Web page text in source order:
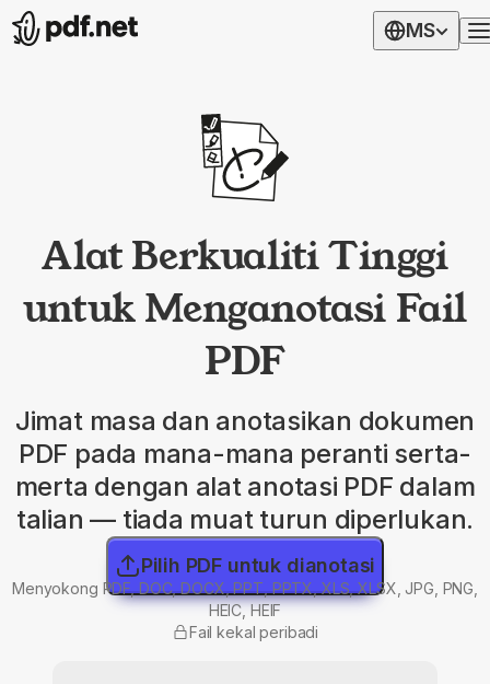
MS
Alat Berkualiti Tinggi
untuk Menganotasi Fail
PDF
Jimat masa dan anotasikan dokumen
PDF pada mana-mana peranti serta-
merta dengan alat anotasi PDF dalam
talian — tiada muat turun diperlukan.
Pilih PDF untuk dianotasi
Menyokong PDF, DOC, DOCX, PPT, PPTX, XLS, XLSX, JPG, PNG,
HEIC, HEIF
Fail kekal peribadi